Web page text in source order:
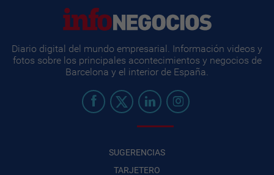
Diario digital del mundo empresarial. Información videos y
fotos sobre los principales acontecimientos y negocios de
Barcelona y el interior de España.
SUGERENCIAS
TARJETERO